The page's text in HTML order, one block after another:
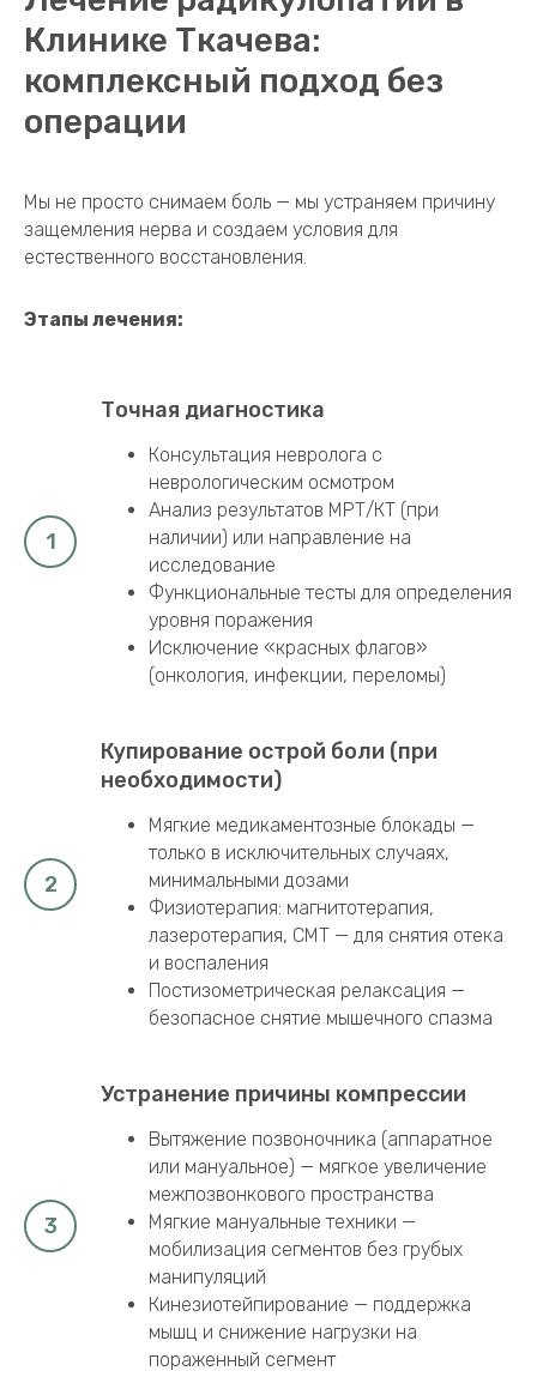
Лечение радикулопатии в
Клинике Ткачева:
комплексный подход без
Мы не просто снимаем боль — мы устраняем причину
естественного восстановления.
Точная диагностика
Консультация невролога с
неврологическим осмотром
Анализ результатов МРТ/КТ (при
наличии) или направление на
исследование
Функциональные тесты для определения
уровня поражения
(онкология, инфекции, переломы)
Купирование острой боли (при
необходимости)
Мягкие медикаментозные блокады —
только в исключительных случаях,
минимальными дозами
Физиотерапия: магнитотерапия,
лазеротерапия, СМТ — для снятия отека
и воспаления
Устранение причины компрессии
Вытяжение позвоночника (аппаратное
или мануальное) — мягкое увеличение
межпозвонкового пространства
Мягкие мануальные техники —
мобилизация сегментов без грубых
манипуляций
Кинезиотейпирование — поддержка